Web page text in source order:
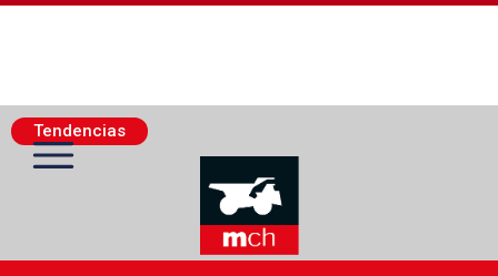
Tendencias